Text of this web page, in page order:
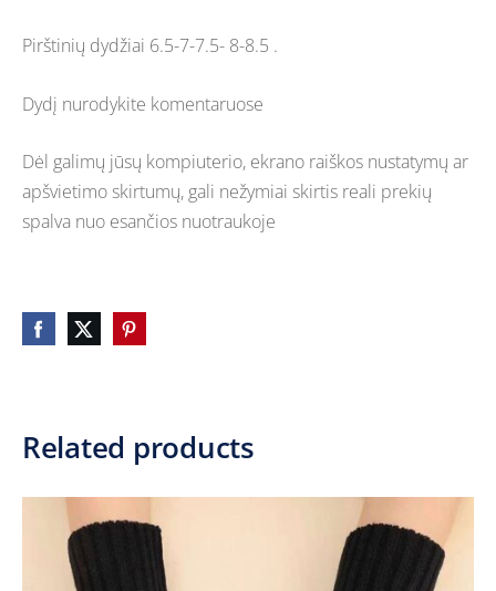
Pirštinių dydžiai 6.5-7-7.5- 8-8.5 .
Dydį nurodykite komentaruose
Dėl galimų jūsų kompiuterio, ekrano raiškos nustatymų ar
apšvietimo skirtumų, gali nežymiai skirtis reali prekių
spalva nuo esančios nuotraukoje
Related products